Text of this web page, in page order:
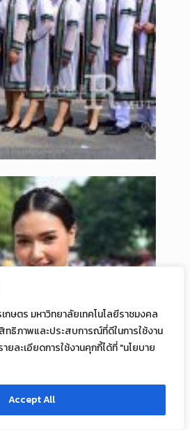
กษตร มหาวิทยาลัยเทคโนโลยีราชมงคล
ธิภาพและประสบการณ์ที่ดีในการใช้งาน
ยละเอียดการใช้งานคุกกี้ได้ที่ "นโยบาย
Accept All